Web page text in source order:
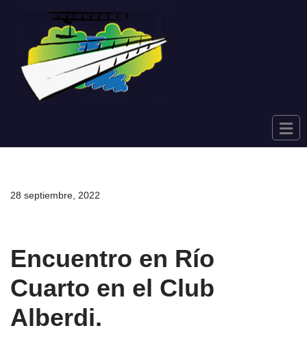
contenido
28 septiembre, 2022
Encuentro en Río
Cuarto en el Club
Alberdi.